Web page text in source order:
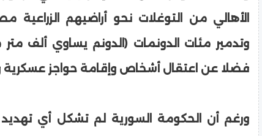
الأهالي من التوغلات نحو أراضيهم الزراعية
وتدمير مئات الدونمات (الدونم يساوي ألف متر
فضلا عن اعتقال أشخاص وإقامة حواجز عسكرية
ورغم أن الحكومة السورية لم تشكل أي تهديد